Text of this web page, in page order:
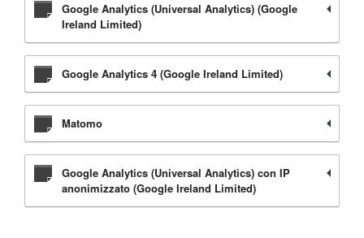
Google Analytics (Universal Analytics) (Google
Ireland Limited)
Google Analytics 4 (Google Ireland Limited)
Matomo
Google Analytics (Universal Analytics) con IP
anonimizzato (Google Ireland Limited)